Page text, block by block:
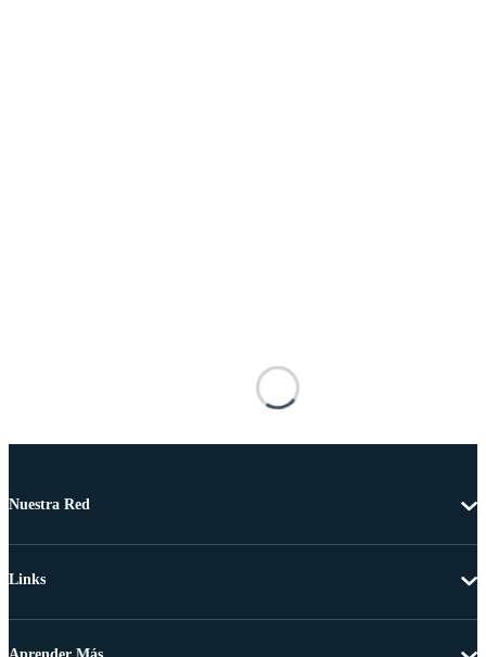
Nuestra Red
Links